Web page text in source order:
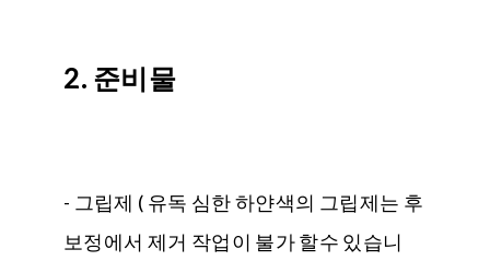
2. 준비물
- 그립제 ( 유독 심한 하얀색의 그립제는 후
보정에서 제거 작업이 불가 할수 있습니